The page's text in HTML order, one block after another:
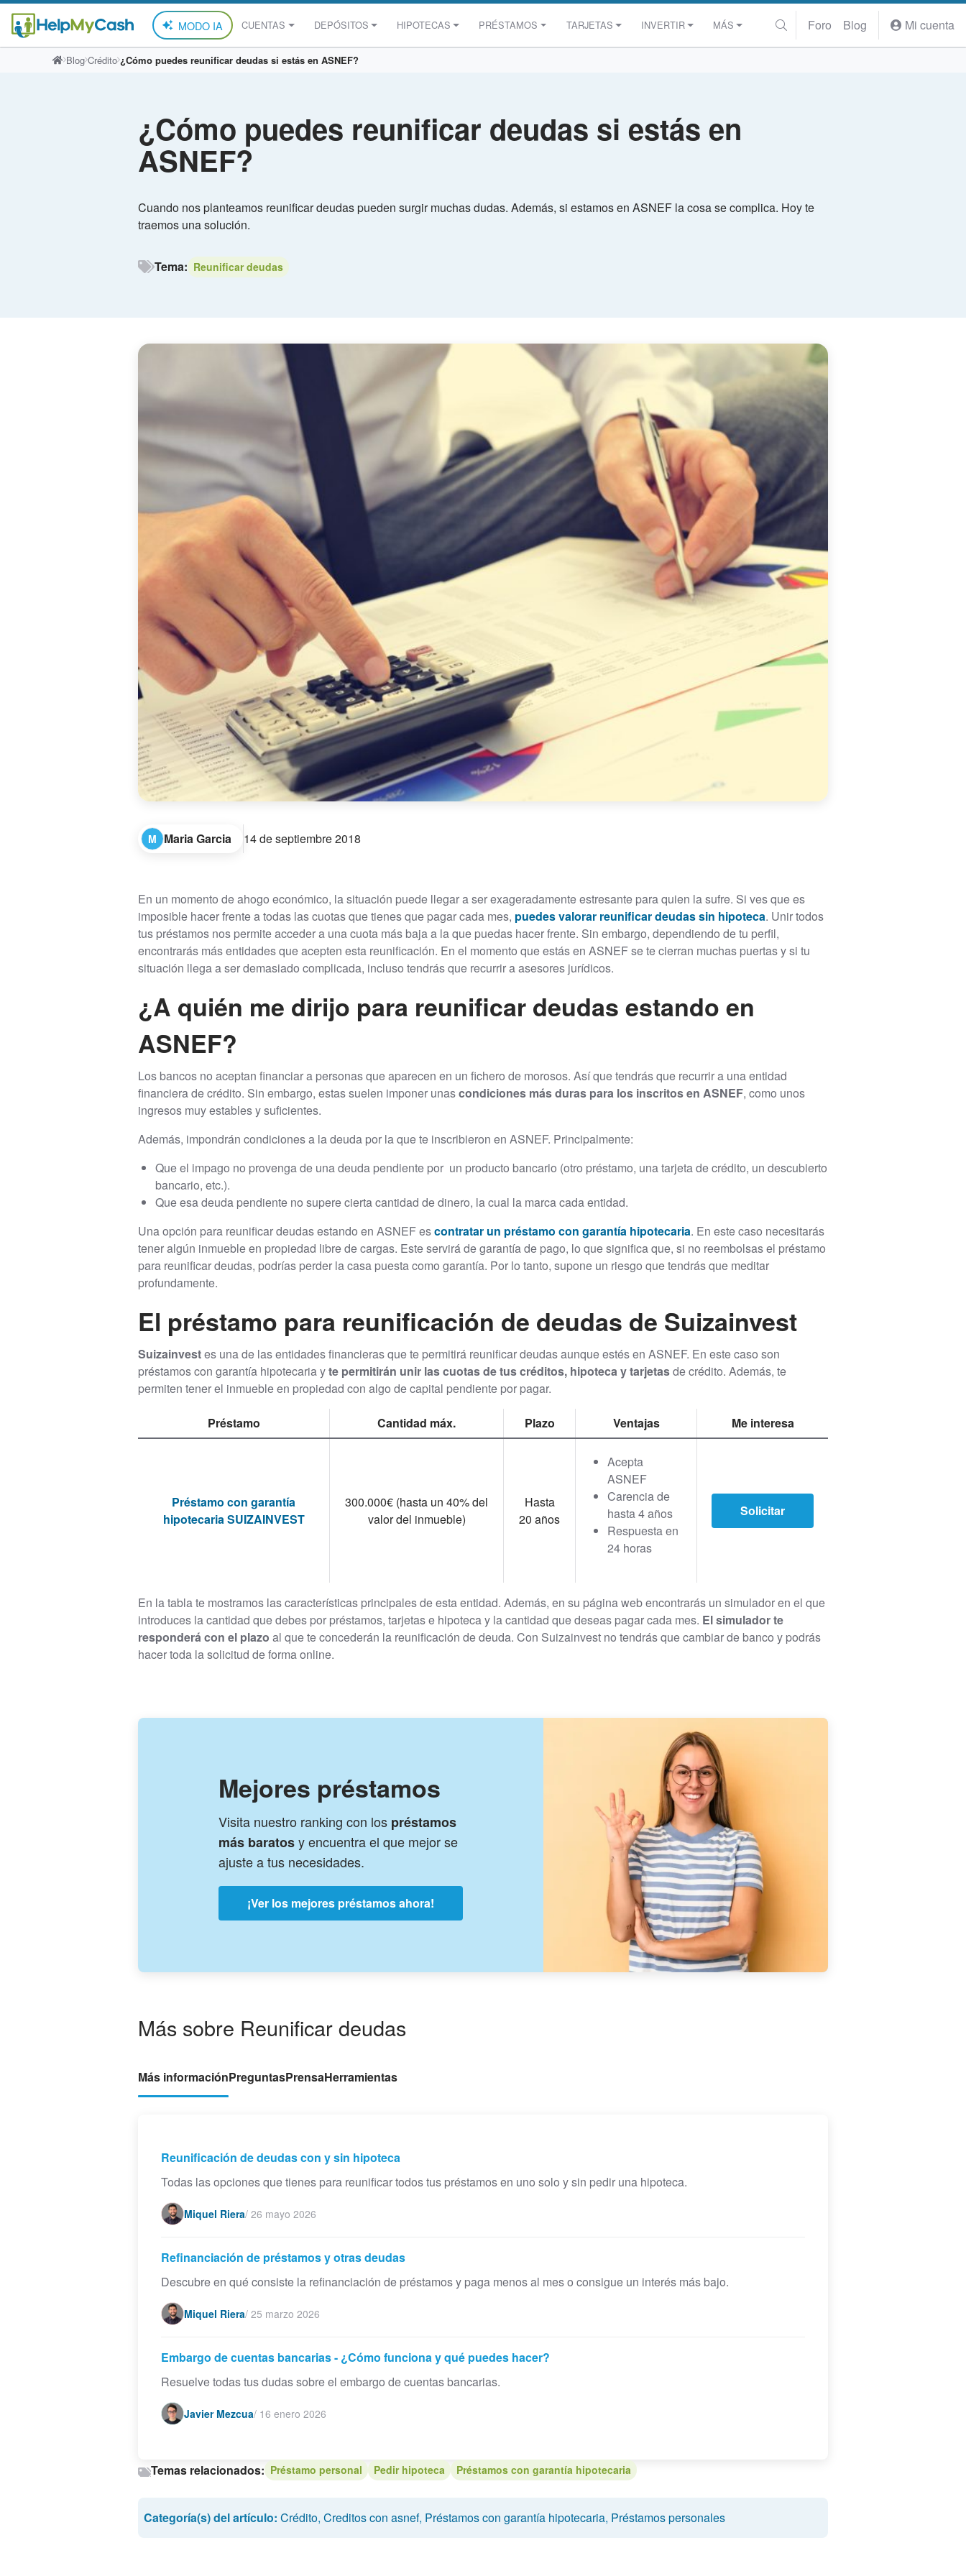
MODO IA CUENTAS DEPÓSITOS HIPOTECAS PRÉSTAMOS TARJETAS INVERTIR MÁS Foro Blog Mi cuenta
Blog Crédito ¿Cómo puedes reunificar deudas si estás en ASNEF?
¿Cómo puedes reunificar deudas si estás en
ASNEF?
Cuando nos planteamos reunificar deudas pueden surgir muchas dudas. Además, si estamos en ASNEF la cosa se complica. Hoy te
traemos una solución.
Tema: Reunificar deudas
M Maria Garcia 14 de septiembre 2018
En un momento de ahogo económico, la situación puede llegar a ser exageradamente estresante para quien la sufre. Si ves que es
imposible hacer frente a todas las cuotas que tienes que pagar cada mes, puedes valorar reunificar deudas sin hipoteca. Unir todos
tus préstamos nos permite acceder a una cuota más baja a la que puedas hacer frente. Sin embargo, dependiendo de tu perfil,
encontrarás más entidades que acepten esta reunificación. En el momento que estás en ASNEF se te cierran muchas puertas y si tu
situación llega a ser demasiado complicada, incluso tendrás que recurrir a asesores jurídicos.
¿A quién me dirijo para reunificar deudas estando en
ASNEF?
Los bancos no aceptan financiar a personas que aparecen en un fichero de morosos. Así que tendrás que recurrir a una entidad
financiera de crédito. Sin embargo, estas suelen imponer unascondiciones más duras para los inscritos en ASNEF, como unos
ingresos muy estables y suficientes.
Además, impondrán condiciones a la deuda por la que te inscribieron en ASNEF. Principalmente:
Que el impago no provenga de una deuda pendiente por un producto bancario (otro préstamo, una tarjeta de crédito, un descubierto
bancario, etc.).
Que esa deuda pendiente no supere cierta cantidad de dinero, la cual la marca cada entidad.
Una opción para reunificar deudas estando en ASNEF escontratar un préstamo con garantía hipotecaria. En este caso necesitarás
tener algún inmueble en propiedad libre de cargas. Este servirá de garantía de pago, lo que significa que, si no reembolsas el préstamo
para reunificar deudas, podrías perder la casa puesta como garantía. Por lo tanto, supone un riesgo que tendrás que meditar
profundamente.
El préstamo para reunificación de deudas de Suizainvest
Suizainvestes una de las entidades financieras que te permitirá reunificar deudas aunque estés en ASNEF. En este caso son
préstamos con garantía hipotecaria yte permitirán unir las cuotas de tus créditos, hipoteca y tarjetasde crédito. Además, te
permiten tener el inmueble en propiedad con algo de capital pendiente por pagar.
Préstamo Cantidad máx. Plazo Ventajas Me interesa
Préstamo con garantía
hipotecaria SUIZAINVEST
300.000€ (hasta un 40% del
valor del inmueble)
Hasta
20 años
Acepta
ASNEF
Carencia de
hasta 4 años
Respuesta en
24 horas
Solicitar
En la tabla te mostramos las características principales de esta entidad. Además, en su página web encontrarás un simulador en el que
introduces la cantidad que debes por préstamos, tarjetas e hipoteca y la cantidad que deseas pagar cada mes. El simulador te
responderá con el plazo al que te concederán la reunificación de deuda. Con Suizainvest no tendrás que cambiar de banco y podrás
hacer toda la solicitud de forma online.
Mejores préstamos
Visita nuestro ranking con los préstamos
más baratosy encuentra el que mejor se
ajuste a tus necesidades.
¡Ver los mejores préstamos ahora!
Más sobre Reunificar deudas
Más informaciónPreguntasPrensaHerramientas
Reunificación de deudas con y sin hipoteca
Todas las opciones que tienes para reunificar todos tus préstamos en uno solo y sin pedir una hipoteca.
Miquel Riera/ 26 mayo 2026
Refinanciación de préstamos y otras deudas
Descubre en qué consiste la refinanciación de préstamos y paga menos al mes o consigue un interés más bajo.
Miquel Riera/ 25 marzo 2026
Embargo de cuentas bancarias - ¿Cómo funciona y qué puedes hacer?
Resuelve todas tus dudas sobre el embargo de cuentas bancarias.
Javier Mezcua/ 16 enero 2026
Temas relacionados: Préstamo personal Pedir hipoteca Préstamos con garantía hipotecaria
Categoría(s) del artículo: Crédito, Creditos con asnef, Préstamos con garantía hipotecaria, Préstamos personales